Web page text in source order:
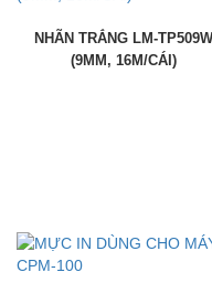
NHÃN TRẮNG LM-TP509W
(9MM, 16M/CÁI)